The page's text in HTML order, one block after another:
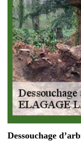
Dessouchage